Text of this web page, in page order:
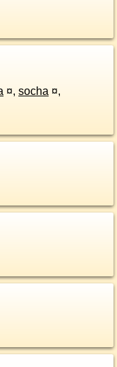
¤, socha ¤,